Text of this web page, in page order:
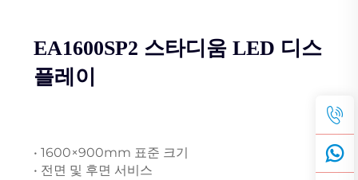
EA1600SP2 스타디움 LED 디스
플레이
• 1600×900mm 표준 크기
• 전면 및 후면 서비스